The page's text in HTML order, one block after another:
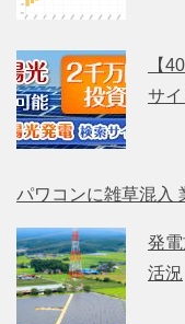
【
サ
パワコンに雑草混入
発
活況